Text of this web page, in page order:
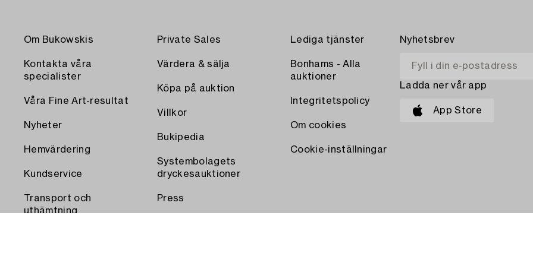
Om Bukowskis
Kontakta våra
specialister
Våra Fine Art-resultat
Nyheter
Hemvärdering
Kundservice
Transport och
uthämtning
Private Sales
Värdera & sälja
Köpa på auktion
Villkor
Bukipedia
Systembolagets
dryckesauktioner
Press
Lediga tjänster
Bonhams - Alla
auktioner
Integritetspolicy
Om cookies
Cookie-inställningar
Nyhetsbrev
Ladda ner vår app
App Store